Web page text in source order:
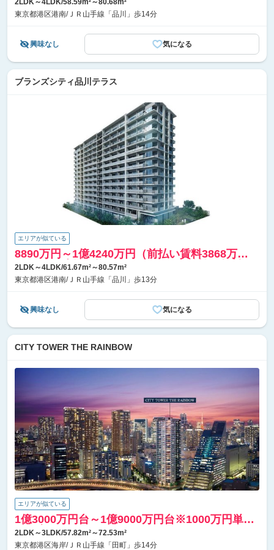
東京都港区港南/ＪＲ山手線「品川」歩14分
興味なし 気になる
ブランズシティ品川テラス
エリアが似ている
8890万円～1億4240万円（前払い賃料3868万
2404円、建物価格5021万7596円～前払い賃料
4783万1700円、建物価格9456万8300円）
2LDK～4LDK/61.67m²～80.57m²
東京都港区港南/ＪＲ山手線「品川」歩13分
興味なし 気になる
CITY TOWER THE RAINBOW
エリアが似ている
1億3000万円台～1億9000万円台※1000万円単位
／予定
2LDK～3LDK/57.82m²～72.53m²
東京都港区海岸/ＪＲ山手線「田町」歩14分